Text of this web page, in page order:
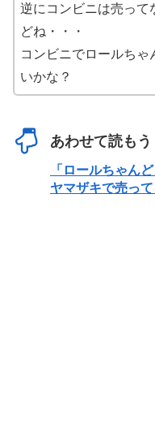
逆にコンビニは売って
どね・・・
コンビニでロールちゃ
いかな？
あわせて読もう
「ロールちゃん
ヤマザキで売って